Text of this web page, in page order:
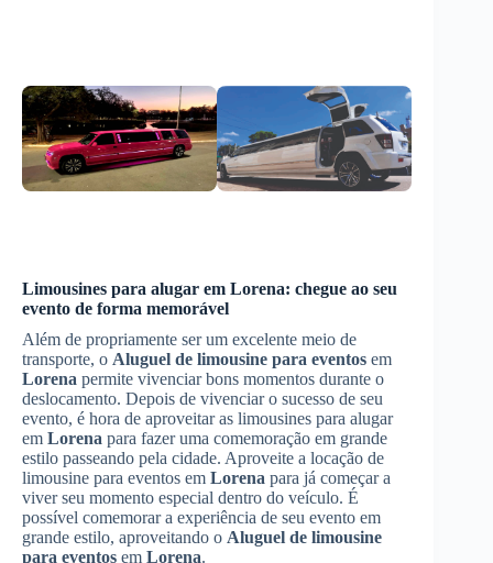
Limousines para alugar em Lorena: chegue ao seu
evento de forma memorável
Além de propriamente ser um excelente meio de
transporte, o Aluguel de limousine para eventos em
Lorena permite vivenciar bons momentos durante o
deslocamento. Depois de vivenciar o sucesso de seu
evento, é hora de aproveitar as limousines para alugar
em Lorena para fazer uma comemoração em grande
estilo passeando pela cidade. Aproveite a locação de
limousine para eventos em Lorena para já começar a
viver seu momento especial dentro do veículo. É
possível comemorar a experiência de seu evento em
grande estilo, aproveitando o Aluguel de limousine
para eventos em Lorena.